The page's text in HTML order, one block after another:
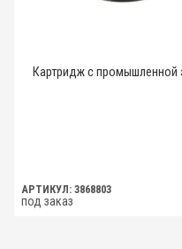
Картридж с промышленной
АРТИКУЛ: 3868803
под заказ